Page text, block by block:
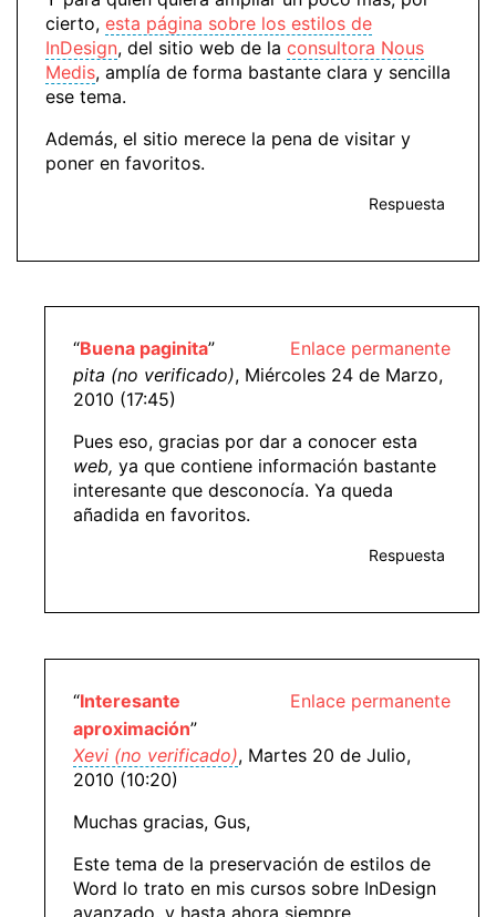
cierto, esta página sobre los estilos de
InDesign, del sitio web de la consultora Nous
Medis, amplía de forma bastante clara y sencilla
ese tema.
Además, el sitio merece la pena de visitar y
poner en favoritos.
Respuesta
Enlace permanente
“Buena paginita”
pita (no verificado), Miércoles 24 de Marzo,
2010 (17:45)
Pues eso, gracias por dar a conocer esta
web, ya que contiene información bastante
interesante que desconocía. Ya queda
añadida en favoritos.
Respuesta
Enlace permanente
“Interesante
aproximación”
Xevi (no verificado), Martes 20 de Julio,
2010 (10:20)
Muchas gracias, Gus,
Este tema de la preservación de estilos de
Word lo trato en mis cursos sobre InDesign
avanzado, y hasta ahora siempre